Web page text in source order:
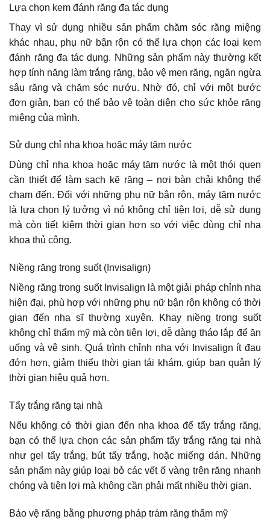
Lựa chọn kem đánh răng đa tác dụng
Thay vì sử dụng nhiều sản phẩm chăm sóc răng miệng
khác nhau, phụ nữ bận rộn có thể lựa chọn các loại kem
đánh răng đa tác dụng. Những sản phẩm này thường kết
hợp tính năng làm trắng răng, bảo vệ men răng, ngăn ngừa
sâu răng và chăm sóc nướu. Nhờ đó, chỉ với một bước
đơn giản, bạn có thể bảo vệ toàn diện cho sức khỏe răng
miệng của mình.
Sử dụng chỉ nha khoa hoặc máy tăm nước
Dùng chỉ nha khoa hoặc máy tăm nước là một thói quen
cần thiết để làm sạch kẽ răng – nơi bàn chải không thể
chạm đến. Đối với những phụ nữ bận rộn, máy tăm nước
là lựa chọn lý tưởng vì nó không chỉ tiện lợi, dễ sử dụng
mà còn tiết kiệm thời gian hơn so với việc dùng chỉ nha
khoa thủ công.
Niềng răng trong suốt (Invisalign)
Niềng răng trong suốt Invisalign là một giải pháp chỉnh nha
hiện đại, phù hợp với những phụ nữ bận rộn không có thời
gian đến nha sĩ thường xuyên. Khay niềng trong suốt
không chỉ thẩm mỹ mà còn tiện lợi, dễ dàng tháo lắp để ăn
uống và vệ sinh. Quá trình chỉnh nha với Invisalign ít đau
đớn hơn, giảm thiểu thời gian tái khám, giúp bạn quản lý
thời gian hiệu quả hơn.
Tẩy trắng răng tại nhà
Nếu không có thời gian đến nha khoa để tẩy trắng răng,
bạn có thể lựa chọn các sản phẩm tẩy trắng răng tại nhà
như gel tẩy trắng, bút tẩy trắng, hoặc miếng dán. Những
sản phẩm này giúp loại bỏ các vết ố vàng trên răng nhanh
chóng và tiện lợi mà không cần phải mất nhiều thời gian.
Bảo vệ răng bằng phương pháp trám răng thẩm mỹ